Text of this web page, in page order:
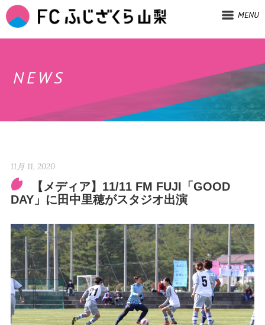
MENU
NEWS
11月 11, 2020
【メディア】11/11 FM FUJI「GOOD
DAY」に田中里穂がスタジオ出演